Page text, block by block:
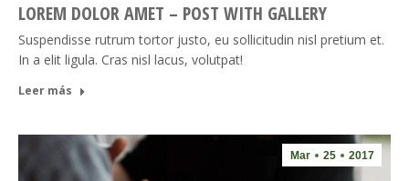
LOREM DOLOR AMET – POST WITH GALLERY
Suspendisse rutrum tortor justo, eu sollicitudin nisl pretium et.
In a elit ligula. Cras nisl lacus, volutpat!
Leer más
Mar 25 2017